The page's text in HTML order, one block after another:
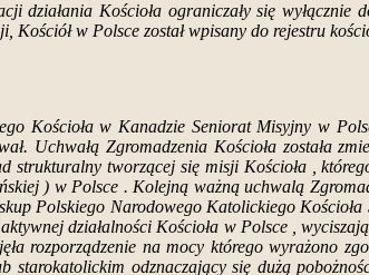
Kościoła ograniczały się wyłącznie
w Polsce został wpisany do rejestru
Kościoła w Kanadzie Seniorat Misyjny w
Uchwałą Zgromadzenia Kościoła została
tworzącej się misji Kościoła ,
) w Polsce . Kolejną ważną uchwalą
Polskiego Narodowego Katolickiego
działalności Kościoła w Polsce ,
rozporządzenie na mocy którego wyrażono
odznaczający się dużą